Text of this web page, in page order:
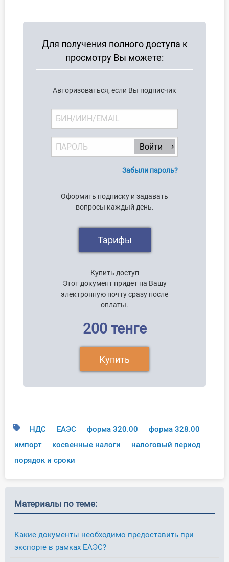
Для получения полного доступа к
просмотру Вы можете:
Авторизоваться, если Вы подписчик
Забыли пароль?
Оформить подписку и задавать
вопросы каждый день.
Тарифы
Купить доступ
Этот документ придет на Вашу
электронную почту сразу после
оплаты.
200 тенге
Купить
НДС ЕАЭС форма 320.00
форма 328.00
импорт
косвенные налоги
налоговый период
порядок и сроки
Материалы по теме:
Какие документы необходимо предоставить при
экспорте в рамках ЕАЭС?